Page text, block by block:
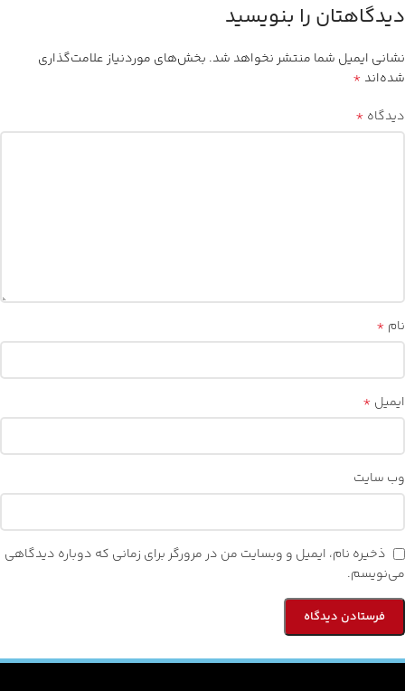
دیدگاهتان را بنویسید
نشانی ایمیل شما منتشر نخواهد شد. بخش‌های موردنیاز علامت‌گذاری
شده‌اند *
دیدگاه *
نام *
ایمیل *
وب‌ سایت
ذخیره نام، ایمیل و وبسایت من در مرورگر برای زمانی که دوباره دیدگاهی
می‌نویسم.